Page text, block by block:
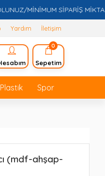
MİNİMUM SİPARİŞ MİKTARI
Yardım İletişim
0
Sepetim
Plastik Spor
(mdf-ahşap-